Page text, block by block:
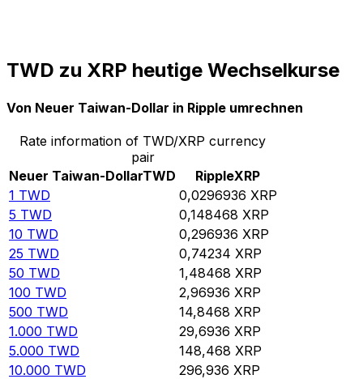
TWD zu XRP heutige Wechselkurse
Von Neuer Taiwan-Dollar in Ripple umrechnen
Rate information of TWD/XRP currency
pair
Neuer Taiwan-DollarTWD RippleXRP
1 TWD 0,0296936 XRP
5 TWD 0,148468 XRP
10 TWD 0,296936 XRP
25 TWD 0,74234 XRP
50 TWD 1,48468 XRP
100 TWD 2,96936 XRP
500 TWD 14,8468 XRP
1.000 TWD 29,6936 XRP
5.000 TWD 148,468 XRP
10.000 TWD 296,936 XRP